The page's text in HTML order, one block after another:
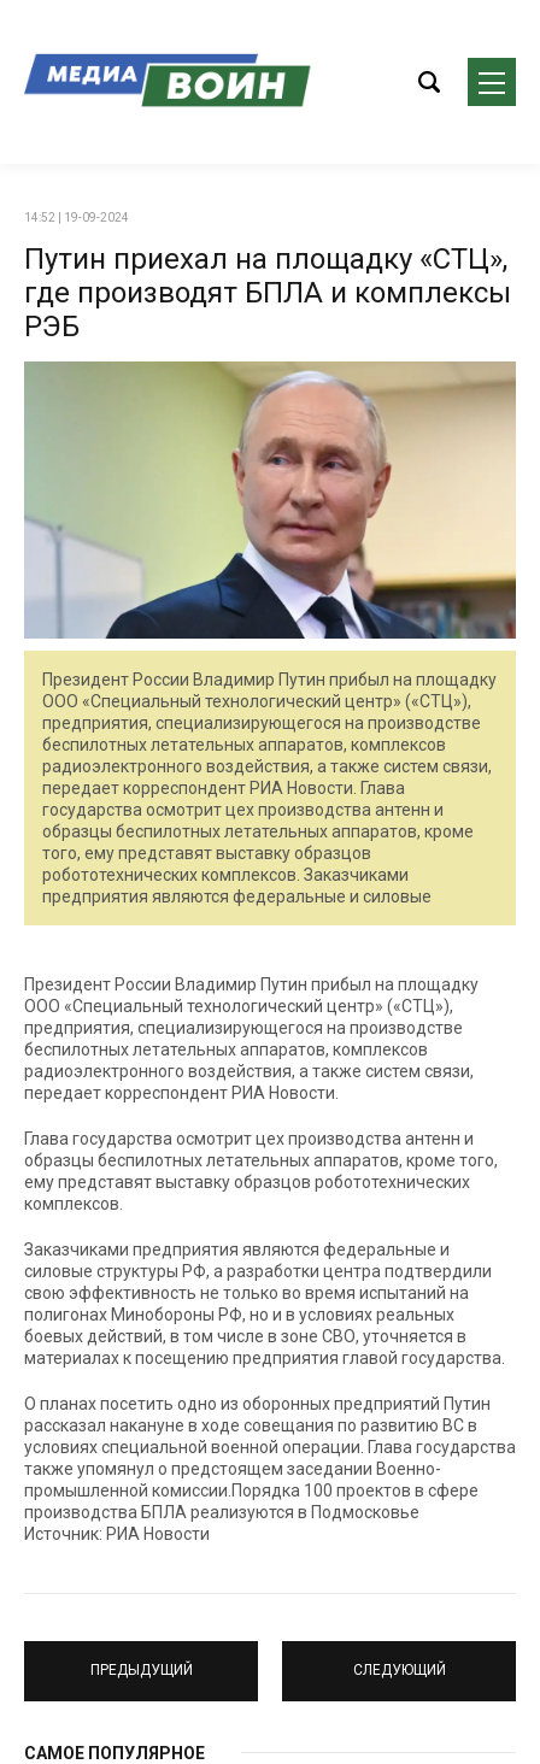
14:52 | 19-09-2024
Путин приехал на площадку «СТЦ»,
где производят БПЛА и комплексы
РЭБ
Президент России Владимир Путин прибыл на площадку
ООО «Специальный технологический центр» («СТЦ»),
предприятия, специализирующегося на производстве
беспилотных летательных аппаратов, комплексов
радиоэлектронного воздействия, а также систем связи,
передает корреспондент РИА Новости. Глава
государства осмотрит цех производства антенн и
образцы беспилотных летательных аппаратов, кроме
того, ему представят выставку образцов
робототехнических комплексов. Заказчиками
предприятия являются федеральные и силовые
Президент России Владимир Путин прибыл на площадку
ООО «Специальный технологический центр» («СТЦ»),
предприятия, специализирующегося на производстве
беспилотных летательных аппаратов, комплексов
радиоэлектронного воздействия, а также систем связи,
передает корреспондент РИА Новости.
Глава государства осмотрит цех производства антенн и
образцы беспилотных летательных аппаратов, кроме того,
ему представят выставку образцов робототехнических
комплексов.
Заказчиками предприятия являются федеральные и
силовые структуры РФ, а разработки центра подтвердили
свою эффективность не только во время испытаний на
полигонах Минобороны РФ, но и в условиях реальных
боевых действий, в том числе в зоне СВО, уточняется в
материалах к посещению предприятия главой государства.
О планах посетить одно из оборонных предприятий Путин
рассказал накануне в ходе совещания по развитию ВС в
условиях специальной военной операции. Глава государства
также упомянул о предстоящем заседании Военно-
промышленной комиссии.Порядка 100 проектов в сфере
производства БПЛА реализуются в Подмосковье
Источник: РИА Новости
ПРЕДЫДУЩИЙ СЛЕДУЮЩИЙ
САМОЕ ПОПУЛЯРНОЕ